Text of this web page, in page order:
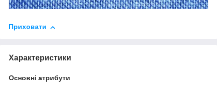
Приховати
Характеристики
Основні атрибути